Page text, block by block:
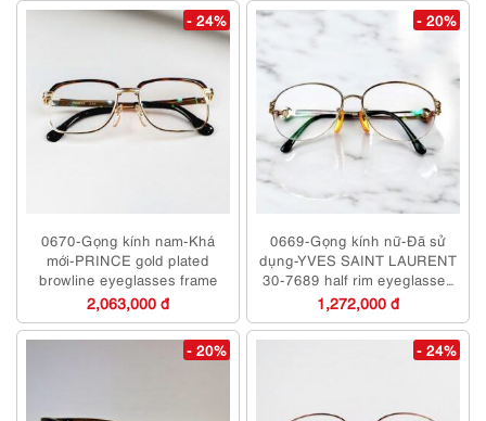
- 24%
0670-Gọng kính nam-Khá
mới-PRINCE gold plated
browline eyeglasses frame
2,063,000 đ
- 20%
0669-Gọng kính nữ-Đã sử
dụng-YVES SAINT LAURENT
30-7689 half rim eyeglasses
frame
1,272,000 đ
- 20% - 24%